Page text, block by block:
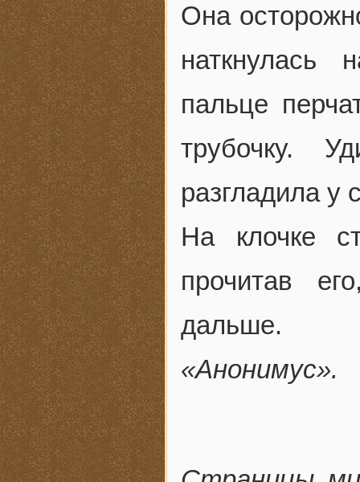
Она
наткнулась
пальце
трубочку.
разгладила у
На клочке
прочитав
дальше.
«Анонимус».